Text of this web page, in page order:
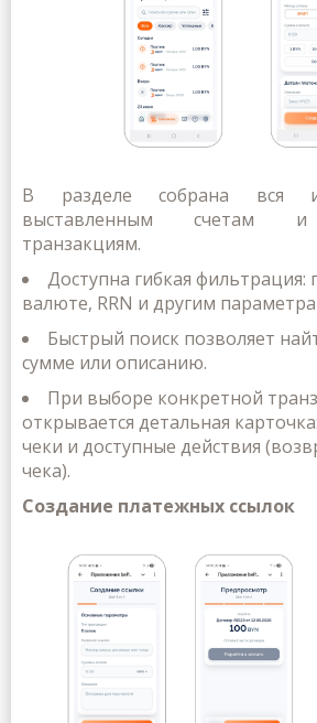
В разделе собрана вся
выставленным счетам и
транзакциям.
Доступна гибкая фильтрация:
валюте, RRN и другим
Быстрый поиск позволяет
сумме или описанию.
При выборе конкретной
открывается детальная
чеки и доступные действия
чека).
Создание платежных ссылок